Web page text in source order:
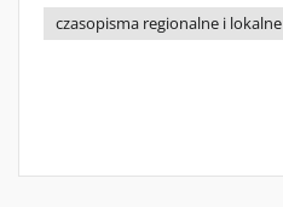
czasopisma regionalne i lokalne